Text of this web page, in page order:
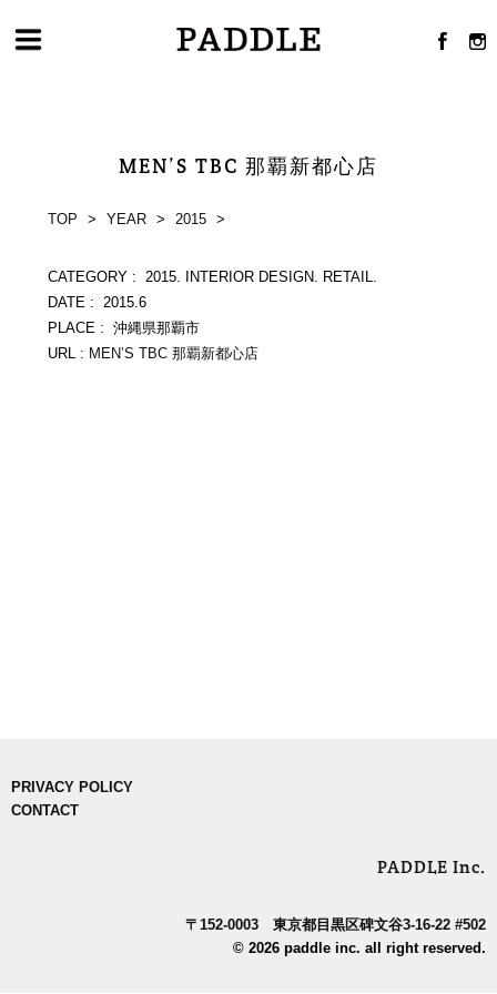
MEN’S TBC 那覇新都心店
TOP > YEAR > 2015 >
CATEGORY : 2015. INTERIOR DESIGN. RETAIL.
DATE : 2015.6
PLACE : 沖縄県那覇市
URL : MEN’S TBC 那覇新都心店
PRIVACY POLICY
CONTACT
PADDLE Inc.
〒152-0003 東京都目黒区碑文谷3-16-22 #502
© 2026 paddle inc. all right reserved.